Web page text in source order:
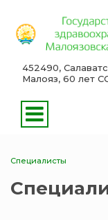
452490,
Малояз, 60 лет
Специалисты